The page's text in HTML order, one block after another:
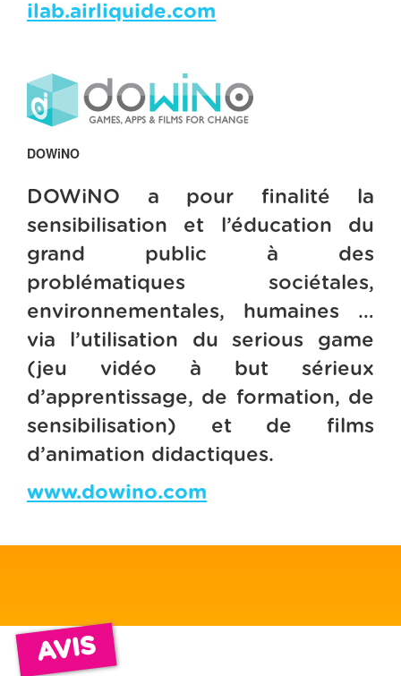
ilab.airliquide.com
DOWiNO
DOWiNO a pour finalité la
sensibilisation et l’éducation du
grand public à des
problématiques sociétales,
environnementales, humaines …
via l’utilisation du serious game
(jeu vidéo à but sérieux
d’apprentissage, de formation, de
sensibilisation) et de films
d’animation didactiques.
www.dowino.com
AVIS